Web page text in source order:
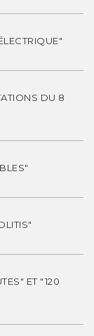
DU 8
ET "120